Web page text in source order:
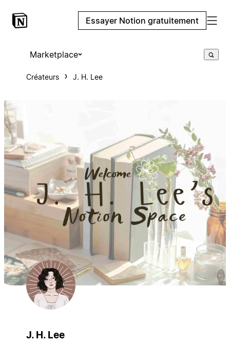
Essayer Notion gratuitement
Marketplace
Créateurs J. H. Lee
J. H. Lee